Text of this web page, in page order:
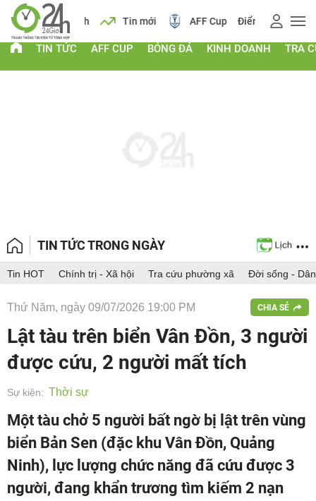
Lịch Tin mới AFF Cup Điểm chuẩn 2026
TIN TỨC AFF CUP BÓNG ĐÁ KINH DOANH TRA
TIN TỨC TRONG NGÀY
Tin HOT Chính trị - Xã hội Tra cứu phường xã Đời sống -
Thứ Năm, ngày 09/07/2026 19:00 PM CHIA SẺ
Lật tàu trên biển Vân Đồn, 3 người
được cứu, 2 người mất tích
Sự kiện: Thời sự
Một tàu chở 5 người bất ngờ bị lật trên vùng
biển Bản Sen (đặc khu Vân Đồn, Quảng
Ninh), lực lượng chức năng đã cứu được 3
người, đang khẩn trương tìm kiếm 2 nạn